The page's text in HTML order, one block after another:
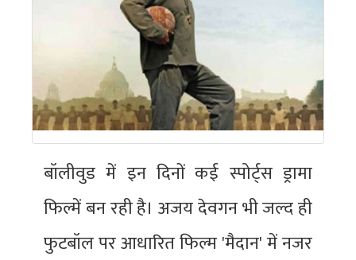
बॉलीवुड में इन दिनों कई स्पोर्ट्स ड्रामा
फिल्में बन रही है। अजय देवगन भी जल्द ही
फुटबॉल पर आधारित फिल्म 'मैदान' में नजर